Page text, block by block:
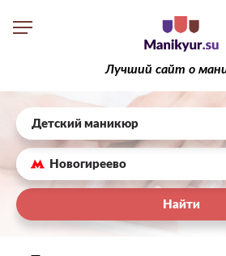
Лучший сайт о
Детский маникюр
Найти